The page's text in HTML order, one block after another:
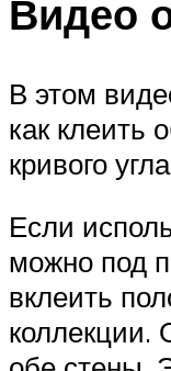
Видео
В этом
как клеить
кривого
Если
можно под
вклеить
коллекции.